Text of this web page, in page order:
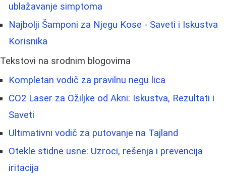
ublažavanje simptoma
Najbolji Šamponi za Njegu Kose - Saveti i Iskustva
Korisnika
Tekstovi na srodnim blogovima
Kompletan vodič za pravilnu negu lica
CO2 Laser za Ožiljke od Akni: Iskustva, Rezultati i
Saveti
Ultimativni vodič za putovanje na Tajland
Otekle stidne usne: Uzroci, rešenja i prevencija
iritacija